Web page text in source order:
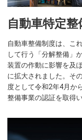
自動車特定
自動車整備制度は、こ
して行う「分解整備」
装置の作動に影響を及
に拡大されました。そ
度として令和2年4月か
整備事業の認証を取得